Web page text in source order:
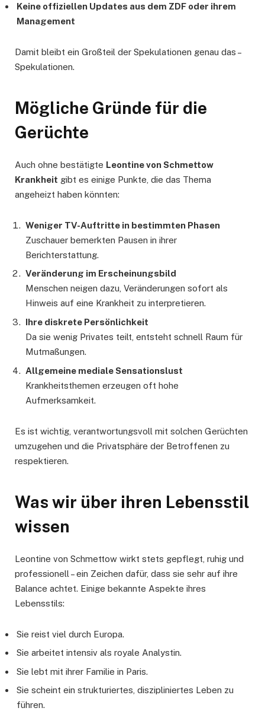
Keine offiziellen Updates aus dem ZDF oder ihrem
Management
Damit bleibt ein Großteil der Spekulationen genau das –
Spekulationen.
Mögliche Gründe für die
Gerüchte
Auch ohne bestätigte Leontine von Schmettow
Krankheit gibt es einige Punkte, die das Thema
angeheizt haben könnten:
Weniger TV-Auftritte in bestimmten Phasen
Zuschauer bemerkten Pausen in ihrer
Berichterstattung.
Veränderung im Erscheinungsbild
Menschen neigen dazu, Veränderungen sofort als
Hinweis auf eine Krankheit zu interpretieren.
Ihre diskrete Persönlichkeit
Da sie wenig Privates teilt, entsteht schnell Raum für
Mutmaßungen.
Allgemeine mediale Sensationslust
Krankheitsthemen erzeugen oft hohe
Aufmerksamkeit.
Es ist wichtig, verantwortungsvoll mit solchen Gerüchten
umzugehen und die Privatsphäre der Betroffenen zu
respektieren.
Was wir über ihren Lebensstil
wissen
Leontine von Schmettow wirkt stets gepflegt, ruhig und
professionell – ein Zeichen dafür, dass sie sehr auf ihre
Balance achtet. Einige bekannte Aspekte ihres
Lebensstils:
Sie reist viel durch Europa.
Sie arbeitet intensiv als royale Analystin.
Sie lebt mit ihrer Familie in Paris.
Sie scheint ein strukturiertes, diszipliniertes Leben zu
führen.